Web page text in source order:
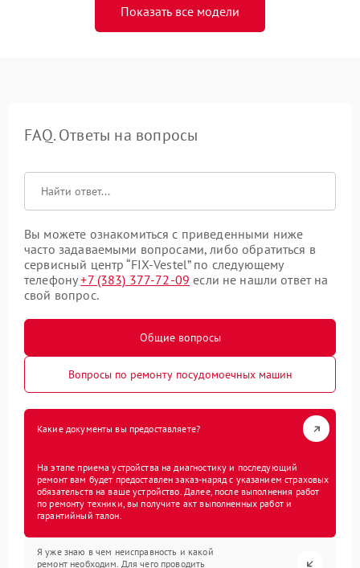
Показать все модели
FAQ. Ответы на вопросы
Вы можете ознакомиться с приведенными ниже
часто задаваемыми вопросами, либо обратиться в
сервисный центр “FIX-Vestel” по следующему
телефону+7 (383) 377-72-09 если не нашли ответ на
свой вопрос.
Общие вопросы
Вопросы по ремонту посудомоечных машин
Какие документы вы предоставляете?
На этапе приема устройства на диагностику и последующий
ремонт вам будет предоставлен заказ-наряд с указанием страховых
обязательств на ваше устройство. Далее, после выполнения работ
по ремонту техники, вы получите акт выполненных работ и
гарантийный талон.
Я уже знаю в чем неисправность и какой
ремонт необходим. Для чего проводить